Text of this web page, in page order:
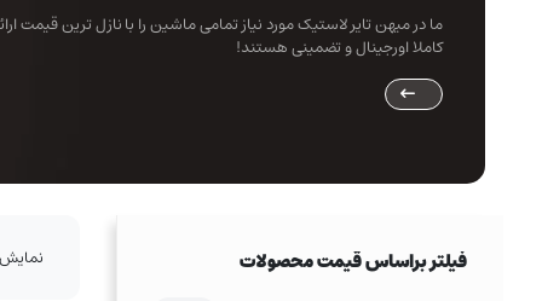
ما در میهن تایر لاستیک مورد نیاز تمامی ماشین را با نازل ترین قیمت
کاملا اورجینال و تضمینی هستند!
نمایش 1–16 از 100 نتیجه فیلتر براساس قیمت محصولات